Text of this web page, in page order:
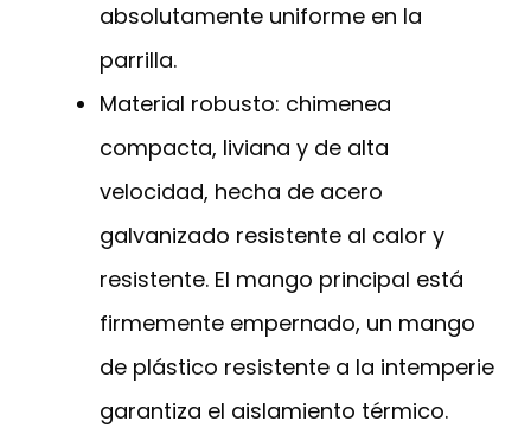
absolutamente uniforme en la
parrilla.
Material robusto: chimenea
compacta, liviana y de alta
velocidad, hecha de acero
galvanizado resistente al calor y
resistente. El mango principal está
firmemente empernado, un mango
de plástico resistente a la intemperie
garantiza el aislamiento térmico.